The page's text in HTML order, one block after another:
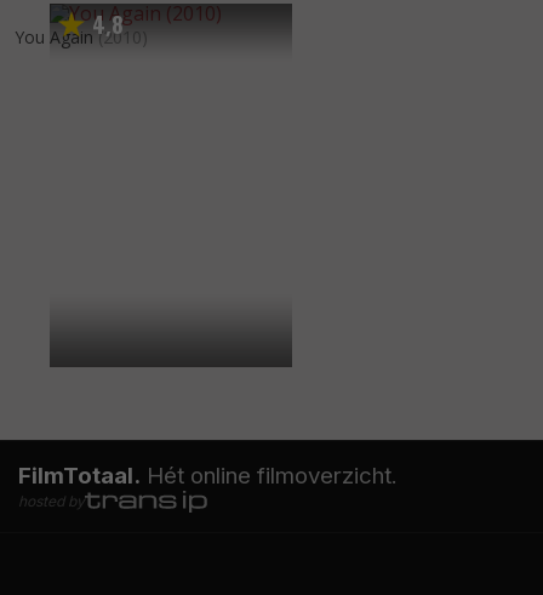
4,8
You Again (2010)
FilmTotaal. Hét online filmoverzicht.
hosted by